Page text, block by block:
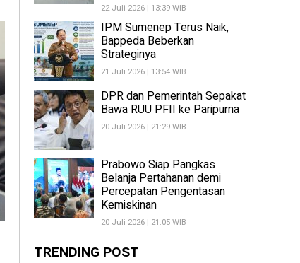
22 Juli 2026 | 13:39 WIB
IPM Sumenep Terus Naik,
Bappeda Beberkan
Strateginya
21 Juli 2026 | 13:54 WIB
DPR dan Pemerintah Sepakat
Bawa RUU PFII ke Paripurna
20 Juli 2026 | 21:29 WIB
Prabowo Siap Pangkas
Belanja Pertahanan demi
Percepatan Pengentasan
Kemiskinan
20 Juli 2026 | 21:05 WIB
TRENDING POST